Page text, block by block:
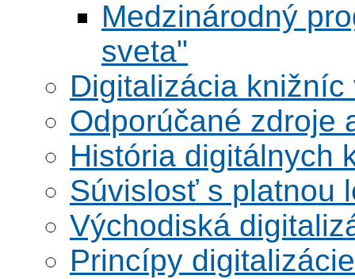
Medzinárodný
sveta"
Digitalizácia knižníc
Odporúčané zdroje
História digitálnych
Súvislosť s platnou
Východiská
Princípy digitalizácie